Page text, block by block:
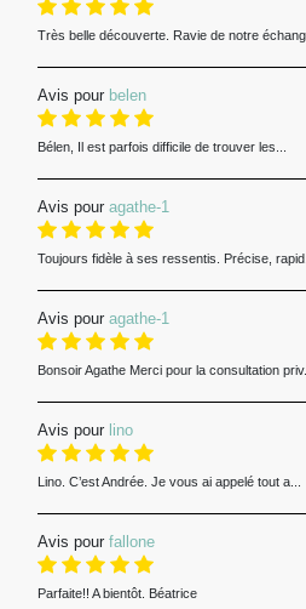
Très belle découverte. Ravie de notre
Avis pour belen
Bélen, Il est parfois difficile de trouver les...
Avis pour agathe-1
Toujours fidèle à ses ressentis. Précise,
Avis pour agathe-1
Bonsoir Agathe Merci pour la consultation
Avis pour lino
Lino. C’est Andrée. Je vous ai appelé tout a...
Avis pour fallone
Parfaite!! A bientôt. Béatrice